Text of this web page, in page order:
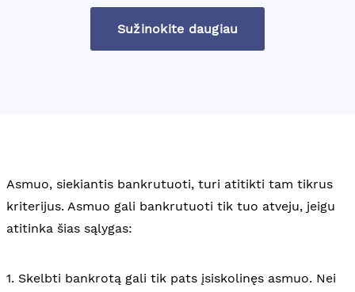
Sužinokite daugiau
Asmuo, siekiantis bankrutuoti, turi atitikti tam tikrus
kriterijus. Asmuo gali bankrutuoti tik tuo atveju, jeigu
atitinka šias sąlygas:
1. Skelbti bankrotą gali tik pats įsiskolinęs asmuo. Nei